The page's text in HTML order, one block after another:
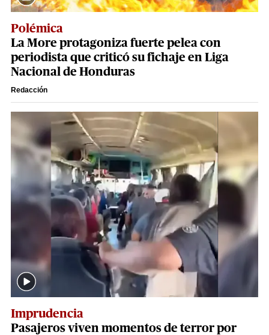
Polémica
La More protagoniza fuerte pelea con
periodista que criticó su fichaje en Liga
Nacional de Honduras
Redacción
Imprudencia
Pasajeros viven momentos de terror por